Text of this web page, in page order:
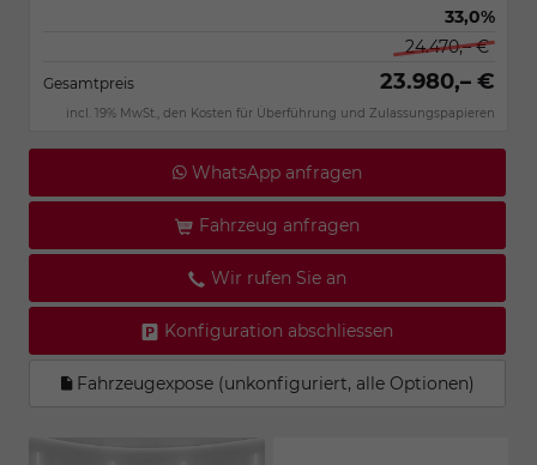
33,0%
24.470,– €
Gesamtpreis 23.980,– €
incl. 19% MwSt., den Kosten für Überführung und Zulassungspapieren
WhatsApp anfragen
Fahrzeug anfragen
Wir rufen Sie an
Konfiguration abschliessen
Fahrzeugexpose (unkonfiguriert, alle Optionen)